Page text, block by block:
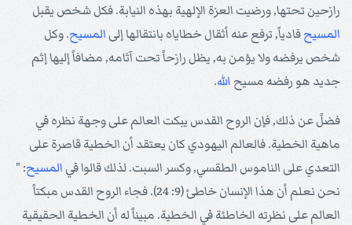
رازحين تحتها, ورضيت العزة الإلهية بهذه النيابة. فكل شخص يقبل
المسيحفادياً, ترفع عنه أثقال خطاياه بانتقالها إلى المسيح. وكل
شخص يرفضه ولا يؤمن به, يظل رازحاً تحت آثامه, مضافاً إليها إثم
جديد هو رفضه مسيح الله.
فضلً عن ذلك, فإن الروح القدس يبكت العالم على وجهة نظره في
ماهية الخطية. فالعالم اليهودي كان يعتقد أن الخطية قاصرة على
التعدي على الناموس الطقسي, وكسر السبت. لذلك قالوا في المسيح: "
نحن نعلم أن هذا الإنسان خاطئ (9: 24). فجاء الروح القدس مبكتاً
العالم على نظرته الخاطئة في الخطية. مبيناً له أن الخطية الحقيقية